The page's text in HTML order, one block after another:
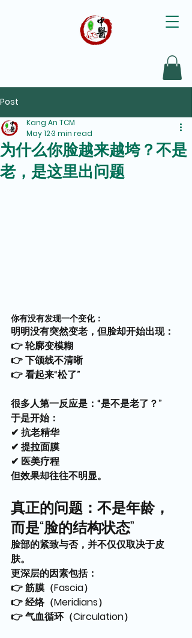
Post
为什么你脸越来越垮？不是
老，是这里出问题
Kang An TCM
May 123 min read
你有没有发现一个变化：
明明没有突然变老，但脸却开始出现：
👉 轮廓变模糊
👉 下颌线不清晰
👉 看起来“松了”
很多人第一反应是：“是不是老了？”
于是开始：
✔ 抗老精华
✔ 提拉面膜
✔ 医美疗程
但效果却往往不明显。
真正的问题：不是年龄，
而是“脸的结构状态”
脸部的紧致与否，并不仅仅取决于皮
肤。
更深层的因素包括：
👉 筋膜（Fascia）
👉 经络（Meridians）
👉 气血循环（Circulation）